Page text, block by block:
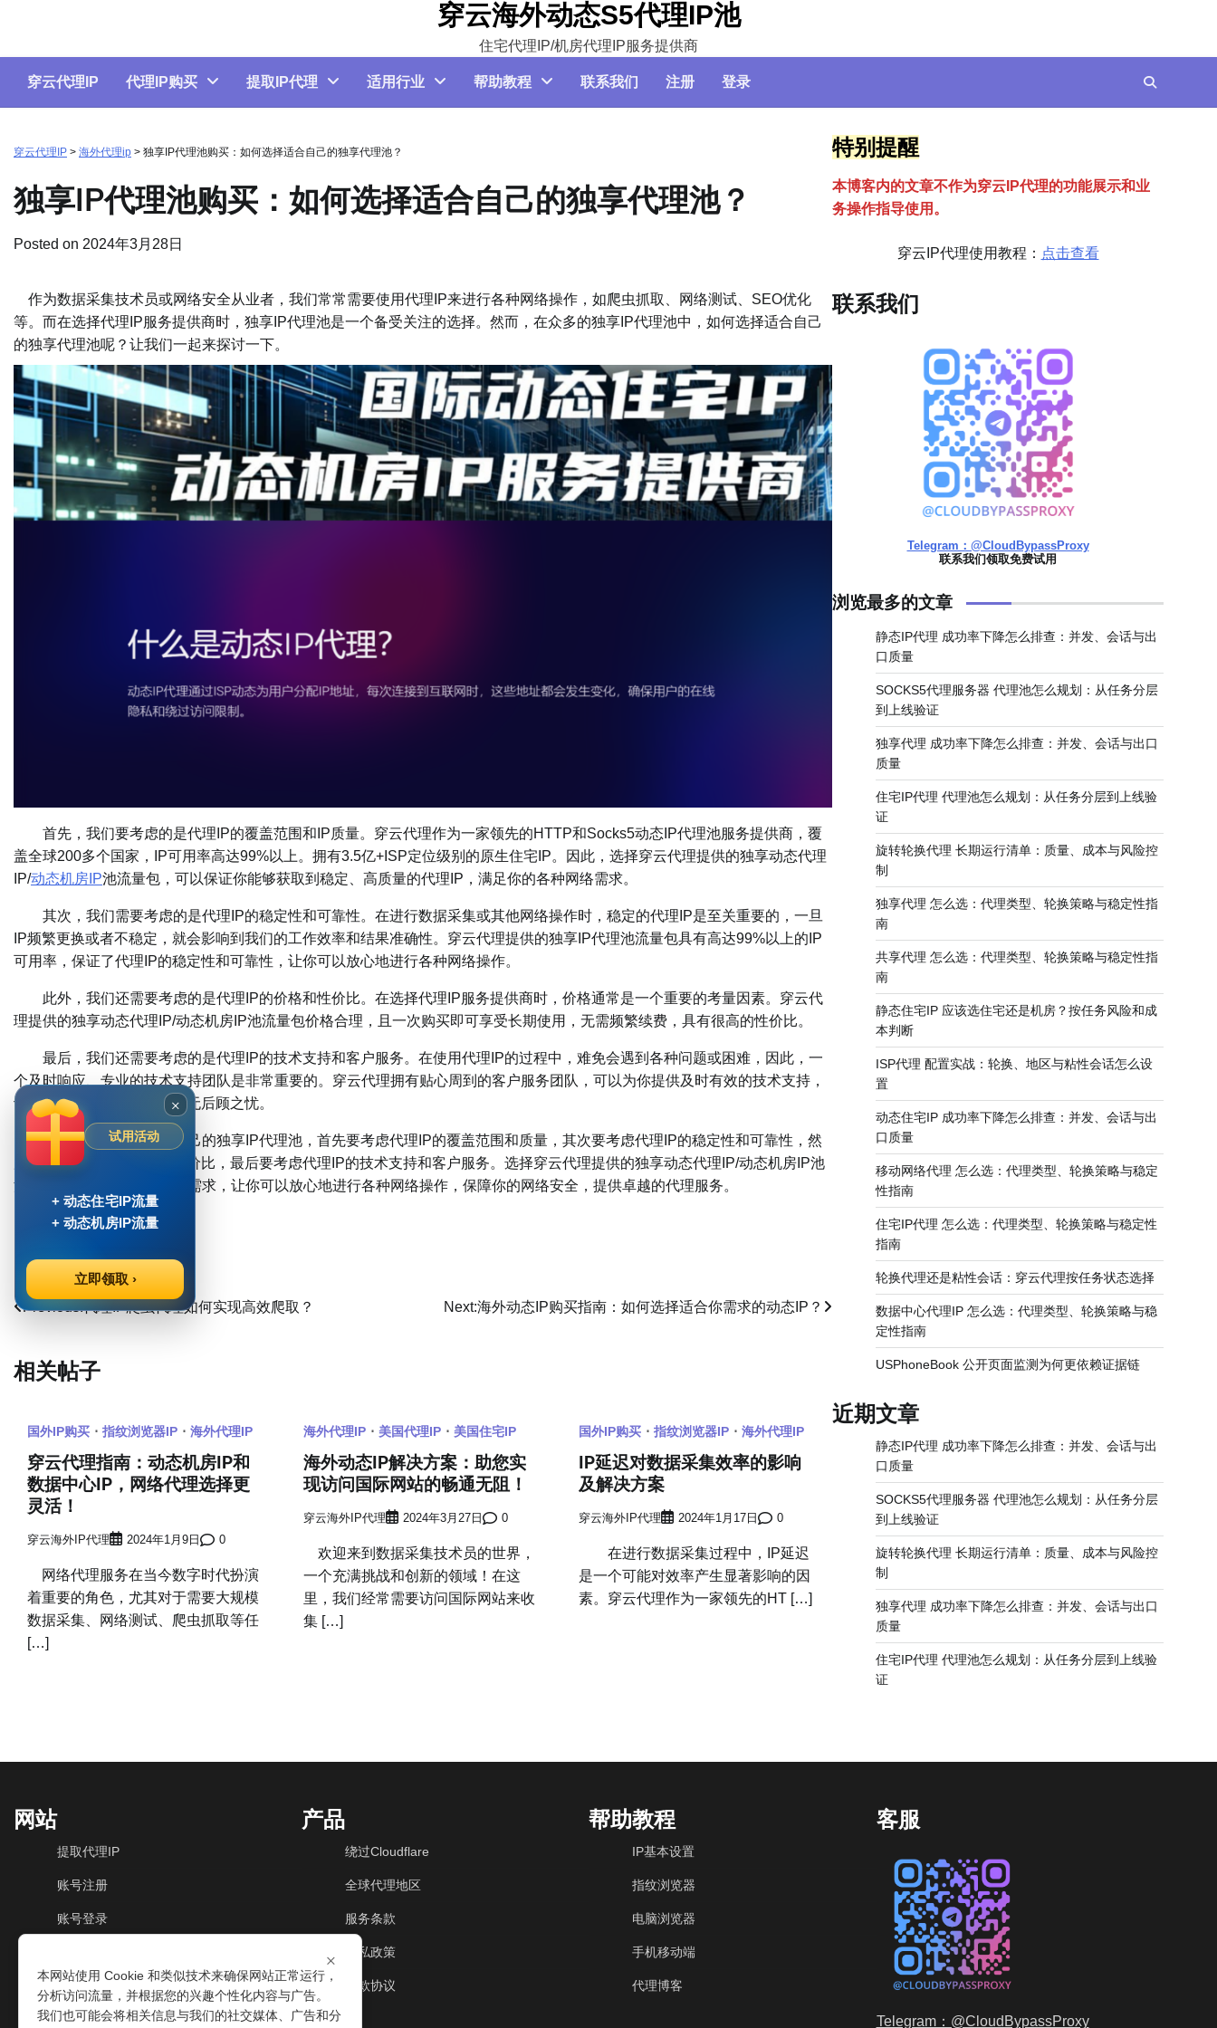
content
穿云海外动态S5代理IP池
住宅代理IP/机房代理IP服务提供商
穿云代理IP 代理IP购买 提取IP代理 适用行业 帮助教程 联系我们 注册 登录
穿云代理IP > 海外代理ip > 独享IP代理池购买：如何选择适合自己的独享代理池？
独享IP代理池购买：如何选择适合自己的独享代理池？
Posted on 2024年3月28日
作为数据采集技术员或网络安全从业者，我们常常需要使用代理IP来进行各种网络操作，如爬虫抓取、网络测试、SEO优化
等。而在选择代理IP服务提供商时，独享IP代理池是一个备受关注的选择。然而，在众多的独享IP代理池中，如何选择适合自己
的独享代理池呢？让我们一起来探讨一下。
首先，我们要考虑的是代理IP的覆盖范围和IP质量。穿云代理作为一家领先的HTTP和Socks5动态IP代理池服务提供商，覆
盖全球200多个国家，IP可用率高达99%以上。拥有3.5亿+ISP定位级别的原生住宅IP。因此，选择穿云代理提供的独享动态代理
IP/动态机房IP池流量包，可以保证你能够获取到稳定、高质量的代理IP，满足你的各种网络需求。
其次，我们需要考虑的是代理IP的稳定性和可靠性。在进行数据采集或其他网络操作时，稳定的代理IP是至关重要的，一旦
IP频繁更换或者不稳定，就会影响到我们的工作效率和结果准确性。穿云代理提供的独享IP代理池流量包具有高达99%以上的IP
可用率，保证了代理IP的稳定性和可靠性，让你可以放心地进行各种网络操作。
此外，我们还需要考虑的是代理IP的价格和性价比。在选择代理IP服务提供商时，价格通常是一个重要的考量因素。穿云代
理提供的独享动态代理IP/动态机房IP池流量包价格合理，且一次购买即可享受长期使用，无需频繁续费，具有很高的性价比。
最后，我们还需要考虑的是代理IP的技术支持和客户服务。在使用代理IP的过程中，难免会遇到各种问题或困难，因此，一
个及时响应、专业的技术支持团队是非常重要的。穿云代理拥有贴心周到的客户服务团队，可以为你提供及时有效的技术支持，
让你在使用代理IP的过程中无后顾之忧。
综上所述，选择适合自己的独享IP代理池，首先要考虑代理IP的覆盖范围和质量，其次要考虑代理IP的稳定性和可靠性，然
后要考虑代理IP的价格和性价比，最后要考虑代理IP的技术支持和客户服务。选择穿云代理提供的独享动态代理IP/动态机房IP池
流量包，可以满足以上所有需求，让你可以放心地进行各种网络操作，保障你的网络安全，提供卓越的代理服务。
Post Views: 879
文
导
Previous:代理IP爬虫代理如何实现高效爬取？ Next:海外动态IP购买指南：如何选择适合你需求的动态IP？
相关帖子
国外IP购买 指纹浏览器IP 海外代理IP
穿云代理指南：动态机房IP和
数据中心IP，网络代理选择更
灵活！
穿云海外IP代理 2024年1月9日 0
网络代理服务在当今数字时代扮演
着重要的角色，尤其对于需要大规模
数据采集、网络测试、爬虫抓取等任
[…]
海外代理IP 美国代理IP 美国住宅IP
海外动态IP解决方案：助您实
现访问国际网站的畅通无阻！
穿云海外IP代理 2024年3月27日 0
欢迎来到数据采集技术员的世界，
一个充满挑战和创新的领域！在这
里，我们经常需要访问国际网站来收
集 […]
国外IP购买 指纹浏览器IP 海外代理IP
IP延迟对数据采集效率的影响
及解决方案
穿云海外IP代理 2024年1月17日 0
在进行数据采集过程中，IP延迟
是一个可能对效率产生显著影响的因
素。穿云代理作为一家领先的HT […]
特别提醒
本博客内的文章不作为穿云 P代理的功能展示和业
务操作指导使用。
穿云IP代理使用教程： 点击查看
联系我们
Telegram：@CloudBypassProxy
联系我们领取免费试用
浏览最多的文章
静态IP代理 成功率下降怎么排查：并发、会话与出
口质量
SOCKS5代理服务器 代理池怎么规划：从任务分层
到上线验证
独享代理 成功率下降怎么排查：并发、会话与出口
质量
住宅IP代理 代理池怎么规划：从任务分层到上线验
证
旋转轮换代理 长期运行清单：质量、成本与风险控
制
独享代理 怎么选：代理类型、轮换策略与稳定性指
南
共享代理 怎么选：代理类型、轮换策略与稳定性指
南
静态住宅IP 应该选住宅还是机房？按任务风险和成
本判断
ISP代理 配置实战：轮换、地区与粘性会话怎么设
置
动态住宅IP 成功率下降怎么排查：并发、会话与出
口质量
移动网络代理 怎么选：代理类型、轮换策略与稳定
性指南
住宅IP代理 怎么选：代理类型、轮换策略与稳定性
指南
轮换代理还是粘性会话：穿云代理按任务状态选择
数据中心代理IP 怎么选：代理类型、轮换策略与稳
定性指南
USPhoneBook 公开页面监测为何更依赖证据链
近期文章
静态IP代理 成功率下降怎么排查：并发、会话与出
口质量
SOCKS5代理服务器 代理池怎么规划：从任务分层
到上线验证
旋转轮换代理 长期运行清单：质量、成本与风险控
制
独享代理 成功率下降怎么排查：并发、会话与出口
质量
住宅IP代理 代理池怎么规划：从任务分层到上线验
证
网站
提取代理IP
账号注册
账号登录
动态机房IP
产品
绕过Cloudflare
全球代理地区
服务条款
隐私政策
退款协议
帮助教程
IP基本设置
指纹浏览器
电脑浏览器
手机移动端
代理博客
客服
Telegram：@CloudBypassProxy
×
本网站使用 Cookie 和类似技术来确保网站正常运行，
分析访问流量，并根据您的兴趣个性化内容与广告。
我们也可能会将相关信息与我们的社交媒体、广告和分
×
试用活动
+ 动态住宅IP流量
+ 动态机房IP流量
立即领取 ›